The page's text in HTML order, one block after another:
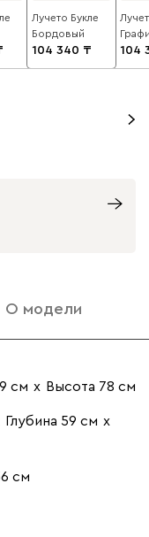
Лучето Букле
Бордовый
104 340 104
О модели
см х Высота 78 см
Глубина 59 см х
см